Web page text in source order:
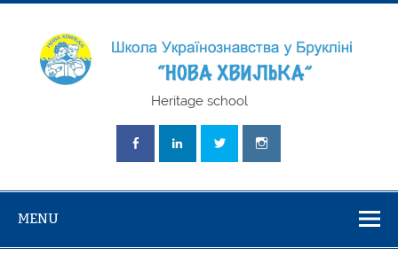
Skip
"Нова
Heritage school
MENU